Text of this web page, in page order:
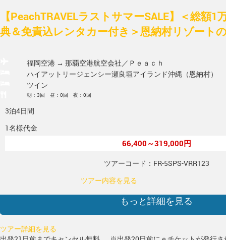
【PeachTRAVELラストサマーSALE】＜総額1
典＆免責込レンタカー付き＞恩納村リゾート
福岡空港 → 那覇空港航空会社／Ｐｅａｃｈ
ハイアットリージェンシー瀬良垣アイランド沖縄（恩納村）
ツイン
朝：3回 昼：0回 夜：0回
3泊4日間
1名様代金
66,400～319,000円
ツアーコード：FR-5SPS-VRR123
ツアー内容を見る
もっと詳細を見る
ツアー詳細を見る